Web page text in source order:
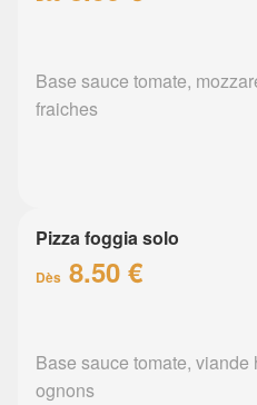
Base sauce tomate,
fraiches
Pizza foggia solo
Dès 8.50 €
Base sauce tomate,
ognons